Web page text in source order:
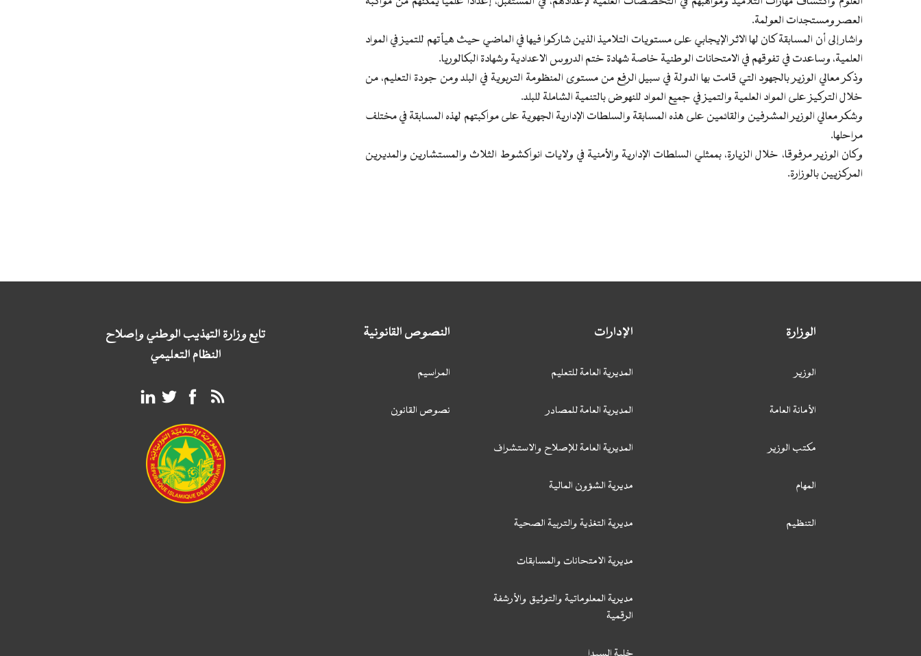
العصر ومستجدات العولمة.
واشار إلى أن المسابقة كان لها الاثر الإيجابي على مستويات التلاميذ الذين شاركوا فيها في الماضي حيث هيأتهم للتميز في المواد
العلمية، وساعدت في تفوقهم في الامتحانات الوطنية خاصة شهادة ختم الدروس الاعدادية وشهادة البكالوريا.
وذكر معالي الوزير بالجهود التي قامت بها الدولة في سبيل الرفع من مستوى المنظومة التربوية في البلد ومن جودة التعليم، من
خلال التركيز على المواد العلمية والتميز في جميع المواد للنهوض بالتنمية الشاملة للبلد.
وشكر معالي الوزير المشرفين والقائمين على هذه المسابقة والسلطات الإدارية الجهوية على مواكبتهم لهذه المسابقة في مختلف
مراحلها.
وكان الوزير مرفوقا، خلال الزيارة، بممثلي السلطات الإدارية والأمنية في ولايات انواكشوط الثلاث والمستشارين والمديرين
المركزيين بالوزارة.
تابع وزارة التهذيب الوطني وإصلاح
النظام التعليمي
النصوص القانونية
المراسيم
نصوص القانون
الإدارات
المديرية العامة للتعليم
المديرية العامة للمصادر
المديرية العامة للإصلاح والاستشراف
مديرية الشؤون المالية
مديرية التغذية والتربية الصحية
مديرية الامتحانات والمسابقات
مديرية المعلوماتية والتوثيق والأرشفة
الرقمية
الوزارة
الوزير
الأمانة العامة
مكتب الوزير
المهام
التنظيم